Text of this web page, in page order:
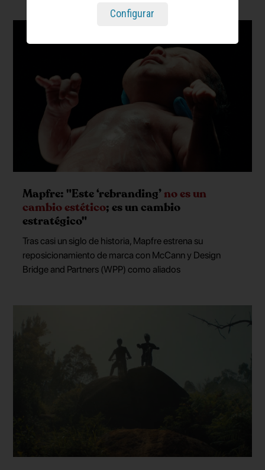
Mapfre: "Este ‘rebranding’no es un
cambio estético; es un cambio
estratégico"
Tras casi un siglo de historia, Mapfre estrena su
reposicionamiento de marca con McCann y Design
Bridge and Partners (WPP) como aliados
Configurar